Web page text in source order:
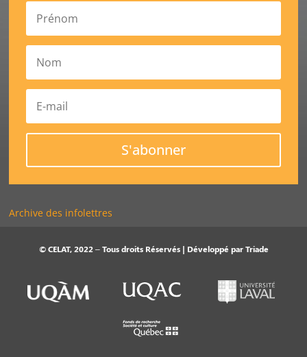
S'abonner
Archive des infolettres
© CELAT, 2022 – Tous droits Réservés | Développé parTriade